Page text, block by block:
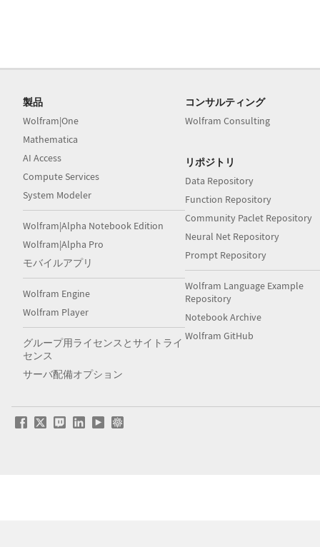
製品
Wolfram|One
Mathematica
AI Access
Compute Services
System Modeler
Wolfram|Alpha Notebook Edition
Wolfram|Alpha Pro
モバイルアプリ
Wolfram Engine
Wolfram Player
グループ用ライセンスとサイトライ
センス
サーバ配備オプション
コンサルティング
Wolfram Consulting
リポジトリ
Data Repository
Function Repository
Community Paclet Repository
Neural Net Repository
Prompt Repository
Wolfram Language Example
Repository
Notebook Archive
Wolfram GitHub